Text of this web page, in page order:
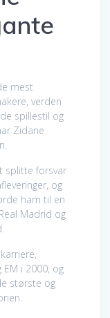
mest
verden
spillestil og
Zidane
splitte forsvar
og
ham til en
Madrid og
i 2000, og
største og